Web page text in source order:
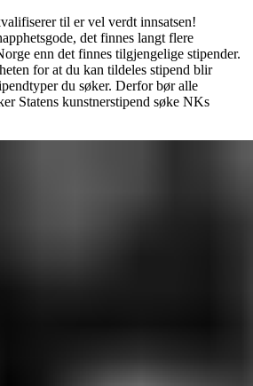
til er vel verdt innsatsen!
det finnes langt flere
enn det finnes tilgjengelige stipender.
for at du kan tildeles stipend blir
du søker. Derfor bør alle
Statens kunstnerstipend søke NKs